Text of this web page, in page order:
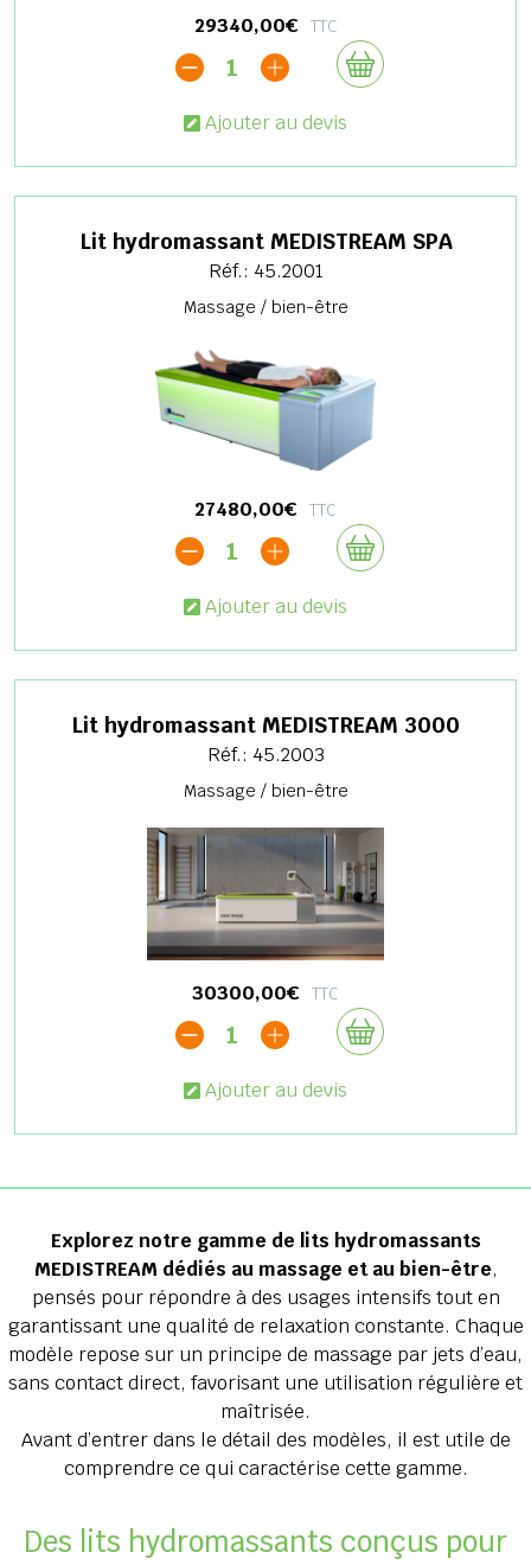
29340,00€ TTC
1
Ajouter au devis
Lit hydromassant MEDISTREAM SPA
Réf.: 45.2001
Massage / bien-être
27480,00€ TTC
1
Ajouter au devis
Lit hydromassant MEDISTREAM 3000
Réf.: 45.2003
Massage / bien-être
30300,00€ TTC
1
Ajouter au devis
Explorez notre gamme de lits hydromassants
MEDISTREAM dédiés au massage et au bien-être,
pensés pour répondre à des usages intensifs tout en
garantissant une qualité de relaxation constante. Chaque
modèle repose sur un principe de massage par jets d’eau,
sans contact direct, favorisant une utilisation régulière et
maîtrisée.
Avant d’entrer dans le détail des modèles, il est utile de
comprendre ce qui caractérise cette gamme.
Des lits hydromassants conçus pour